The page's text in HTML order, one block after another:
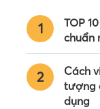
1
TOP
chuẩn
2
Cách
tượng
dụng